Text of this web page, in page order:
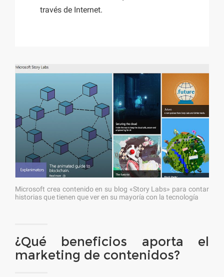
través de Internet.
Microsoft crea contenido en su blog «Story Labs» para contar
historias que tienen que ver en su mayoría con la tecnología
¿Qué beneficios aporta el
marketing de contenidos?